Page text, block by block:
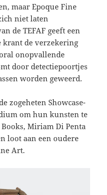
maar Epoque Fine
niet laten
de TEFAF geeft een
krant de verzekering
onopvallende
door detectiepoortjes
worden geweerd.
zogeheten Showcase-
om hun kunsten te
Miriam Di Penta
loot aan een oudere
Art.